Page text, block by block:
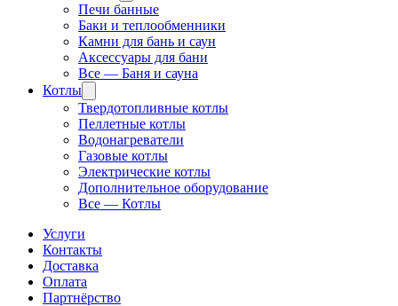
Печи банные
Баки и теплообменники
Камни для бань и саун
Аксессуары для бани
Все — Баня и сауна
Котлы
Твердотопливные котлы
Пеллетные котлы
Водонагреватели
Газовые котлы
Электрические котлы
Дополнительное оборудование
Все — Котлы
Услуги
Контакты
Доставка
Оплата
Партнёрство